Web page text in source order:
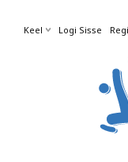
Keel Logi Sisse